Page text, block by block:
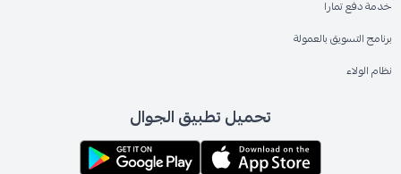
خدمة دفع تمارا
برنامج التسويق بالعمولة
نظام الولاء
تحميل تطبيق الجوال